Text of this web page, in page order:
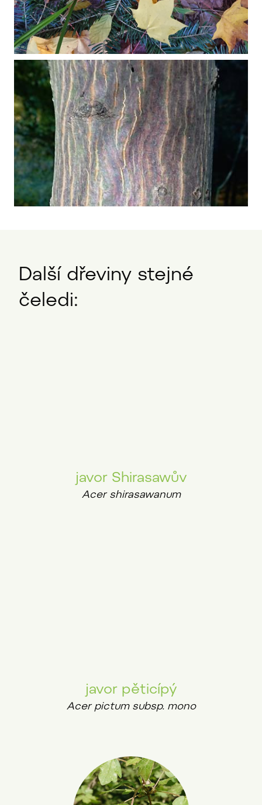
Další dřeviny stejné
čeledi:
javor Shirasawův
Acer shirasawanum
javor pěticípý
Acer pictum subsp. mono